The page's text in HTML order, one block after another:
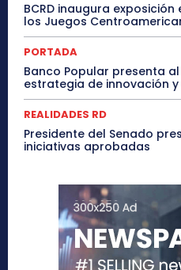
BCRD inaugura
los Juegos
PORTADA
Banco Popular presenta
estrategia de innovación
REALIDADES RD
Presidente del Senado
iniciativas aprobadas